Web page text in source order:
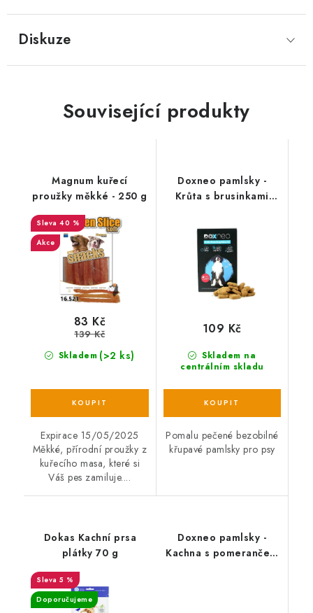
Diskuze
Související produkty
Magnum kuřecí
proužky měkké - 250 g
40 %
Akce
Skladem (>2 ks)
83 Kč
139 Kč
Expirace 15/05/2025
Měkké, přírodní proužky z
kuřecího masa, které si
Váš pes zamiluje....
Doxneo pamlsky -
Krůta s brusinkami
Skladem na
centrálním skladu
109 Kč
Pomalu pečené bezobilné
křupavé pamlsky pro psy
Dokas Kachní prsa
plátky 70 g
5 %
Doporučujeme
Doxneo pamlsky -
Kachna s pomerančem